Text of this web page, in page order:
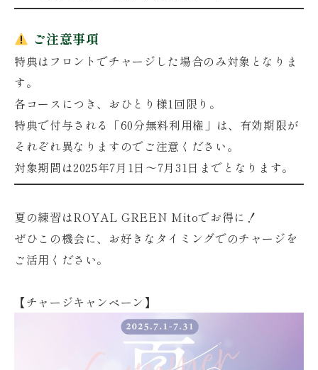
ご注意事項
特典は フロントでチャージした場合のみ対象となりま
す。
各コースにつき、おひとり様1回限り。
特典で付与される「60分無料利用権」は、有効期限が
それぞれ異なりますのでご注意ください。
対象期間は2025年7月1日〜7月31日まで となります。
夏の練習はROYAL GREEN Mitoでお得に！
ぜひこの機会に、お好きなタイミングでのチャージを
ご活用ください。
【チャージキャンペーン】